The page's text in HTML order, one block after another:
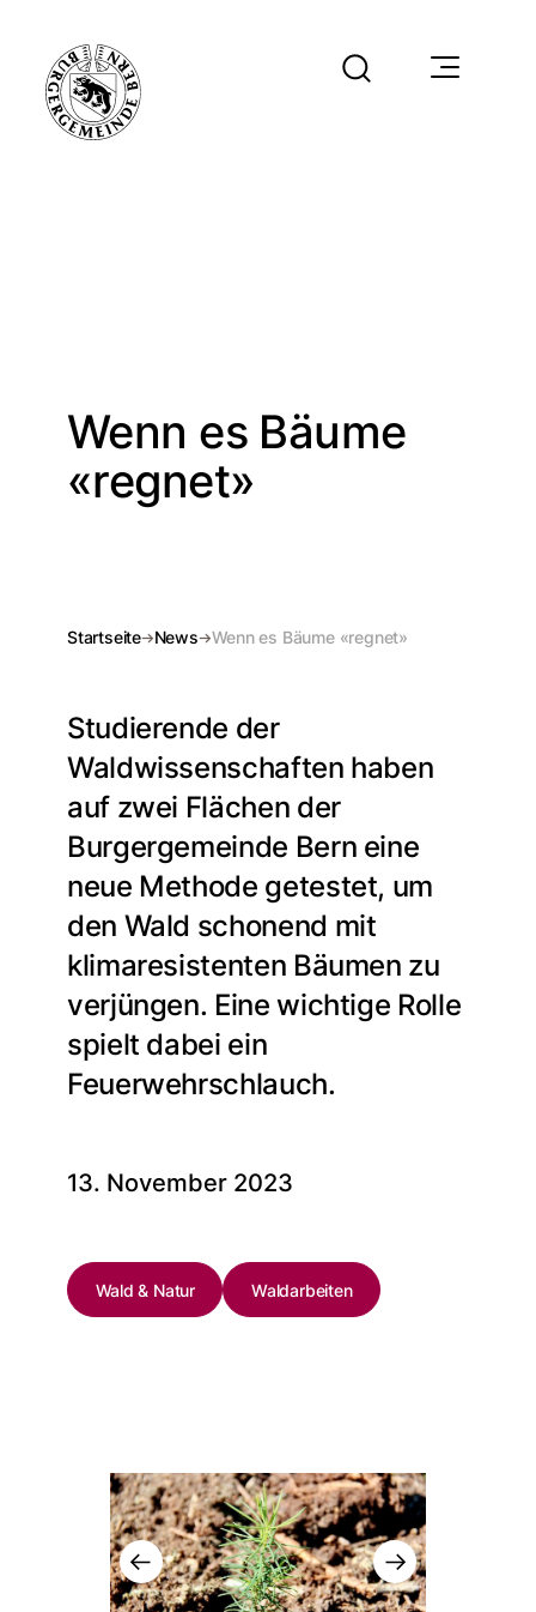
Wenn es Bäume
«regnet»
Startseite News Wenn es Bäume «regnet»
Studierende der
Waldwissenschaften haben
auf zwei Flächen der
Burgergemeinde Bern eine
neue Methode getestet, um
den Wald schonend mit
klimaresistenten Bäumen zu
verjüngen. Eine wichtige Rolle
spielt dabei ein
Feuerwehrschlauch.
13. November 2023
Wald & Natur Waldarbeiten